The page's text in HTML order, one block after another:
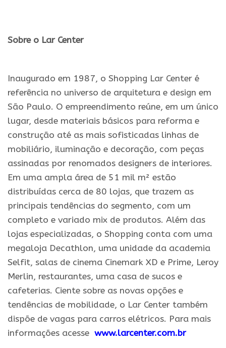
Sobre o Lar Center
Inaugurado em 1987, o Shopping Lar Center é
referência no universo de arquitetura e design em
São Paulo. O empreendimento reúne, em um único
lugar, desde materiais básicos para reforma e
construção até as mais sofisticadas linhas de
mobiliário, iluminação e decoração, com peças
assinadas por renomados designers de interiores.
Em uma ampla área de 51 mil m² estão
distribuídas cerca de 80 lojas, que trazem as
principais tendências do segmento, com um
completo e variado mix de produtos. Além das
lojas especializadas, o Shopping conta com uma
megaloja Decathlon, uma unidade da academia
Selfit, salas de cinema Cinemark XD e Prime, Leroy
Merlin, restaurantes, uma casa de sucos e
cafeterias. Ciente sobre as novas opções e
tendências de mobilidade, o Lar Center também
dispõe de vagas para carros elétricos. Para mais
informações acesse www.larcenter.com.br